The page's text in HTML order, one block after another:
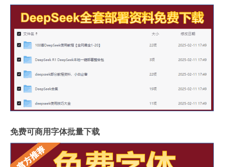
免费可商用字体批量下载